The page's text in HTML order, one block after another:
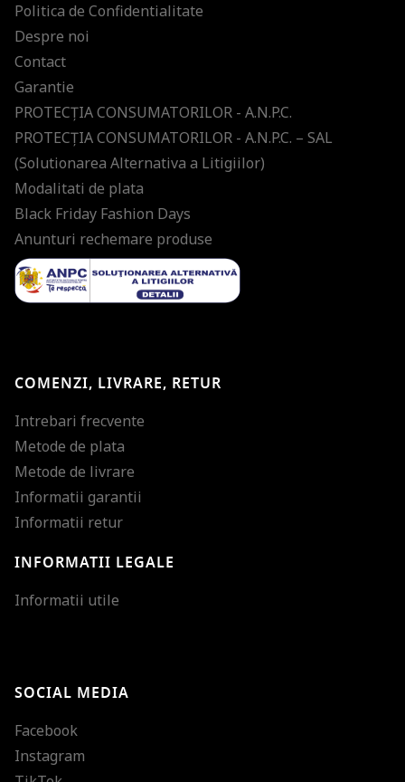
Politica de Confidentialitate
Despre noi
Contact
Garantie
PROTECŢIA CONSUMATORILOR - A.N.P.C.
PROTECŢIA CONSUMATORILOR - A.N.P.C. – SAL
(Solutionarea Alternativa a Litigiilor)
Modalitati de plata
Black Friday Fashion Days
Anunturi rechemare produse
COMENZI, LIVRARE, RETUR
Intrebari frecvente
Metode de plata
Metode de livrare
Informatii garantii
Informatii retur
INFORMATII LEGALE
Informatii utile
SOCIAL MEDIA
Facebook
Instagram